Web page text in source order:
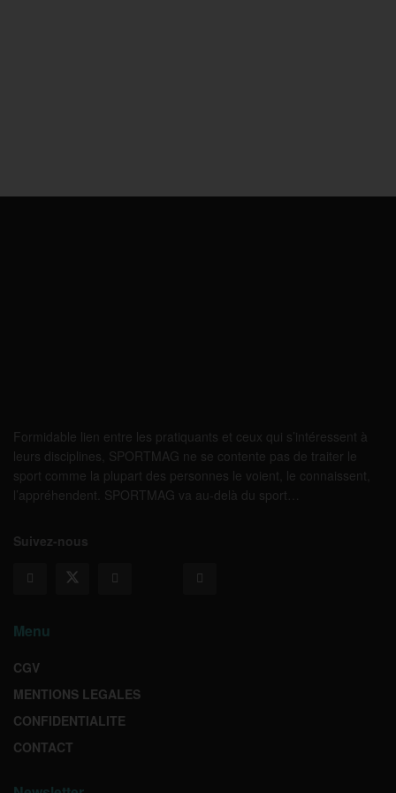
Formidable lien entre les pratiquants et ceux qui s’intéressent à
leurs disciplines, SPORTMAG ne se contente pas de traiter le
sport comme la plupart des personnes le voient, le connaissent,
l’appréhendent. SPORTMAG va au-delà du sport…
Suivez-nous
Menu
CGV
MENTIONS LEGALES
CONFIDENTIALITE
CONTACT